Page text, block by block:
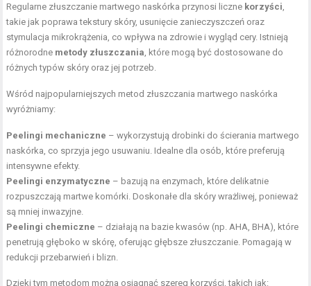
Regularne złuszczanie martwego naskórka przynosi liczne korzyści
takie jak poprawa tekstury skóry, usunięcie zanieczyszczeń oraz
stymulacja mikrokrążenia, co wpływa na zdrowie i wygląd cery. Istnieją
różnorodne metody złuszczania , które mogą być dostosowane do
różnych typów skóry oraz jej potrzeb.
Wśród najpopularniejszych metod złuszczania martwego naskórka
wyróżniamy:
Peelingi mechaniczne – wykorzystują drobinki do ścierania martwego
naskórka, co sprzyja jego usuwaniu. Idealne dla osób, które preferują
intensywne efekty.
Peelingi enzymatyczne – bazują na enzymach, które delikatnie
rozpuszczają martwe komórki. Doskonałe dla skóry wrażliwej, ponieważ
są mniej inwazyjne.
Peelingi chemiczne – działają na bazie kwasów (np. AHA, BHA), które
penetrują głęboko w skórę, oferując głębsze złuszczanie. Pomagają w
redukcji przebarwień i blizn.
Dzięki tym metodom można osiągnąć szereg korzyści, takich jak: